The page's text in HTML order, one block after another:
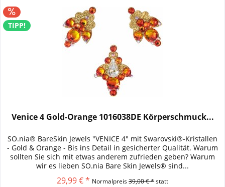
TIPP!
Venice 4 Gold-Orange 1016038DE Körperschmuck...
SO.nia® BareSkin Jewels "VENICE 4" mit Swarovski®-Kristallen
- Gold & Orange - Bis ins Detail in gesicherter Qualität. Warum
sollten Sie sich mit etwas anderem zufrieden geben? Warum
wir es lieben SO.nia Bare Skin Jewels® sind...
29,99 € * Normalpreis39,00 € *statt